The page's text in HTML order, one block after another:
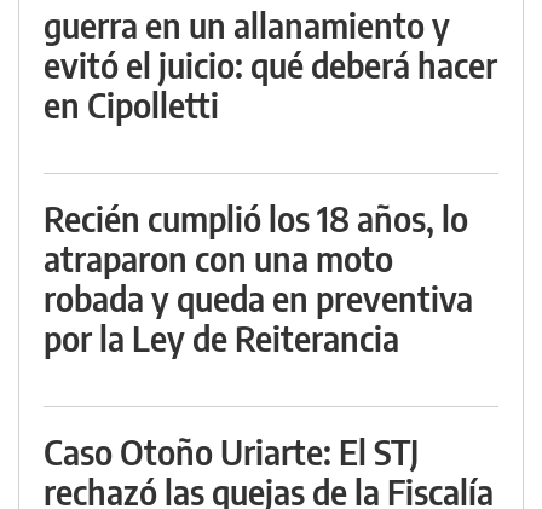
guerra en un allanamiento y
evitó el juicio: qué deberá hacer
en Cipolletti
Recién cumplió los 18 años, lo
atraparon con una moto
robada y queda en preventiva
por la Ley de Reiterancia
Caso Otoño Uriarte: El STJ
rechazó las quejas de la Fiscalía